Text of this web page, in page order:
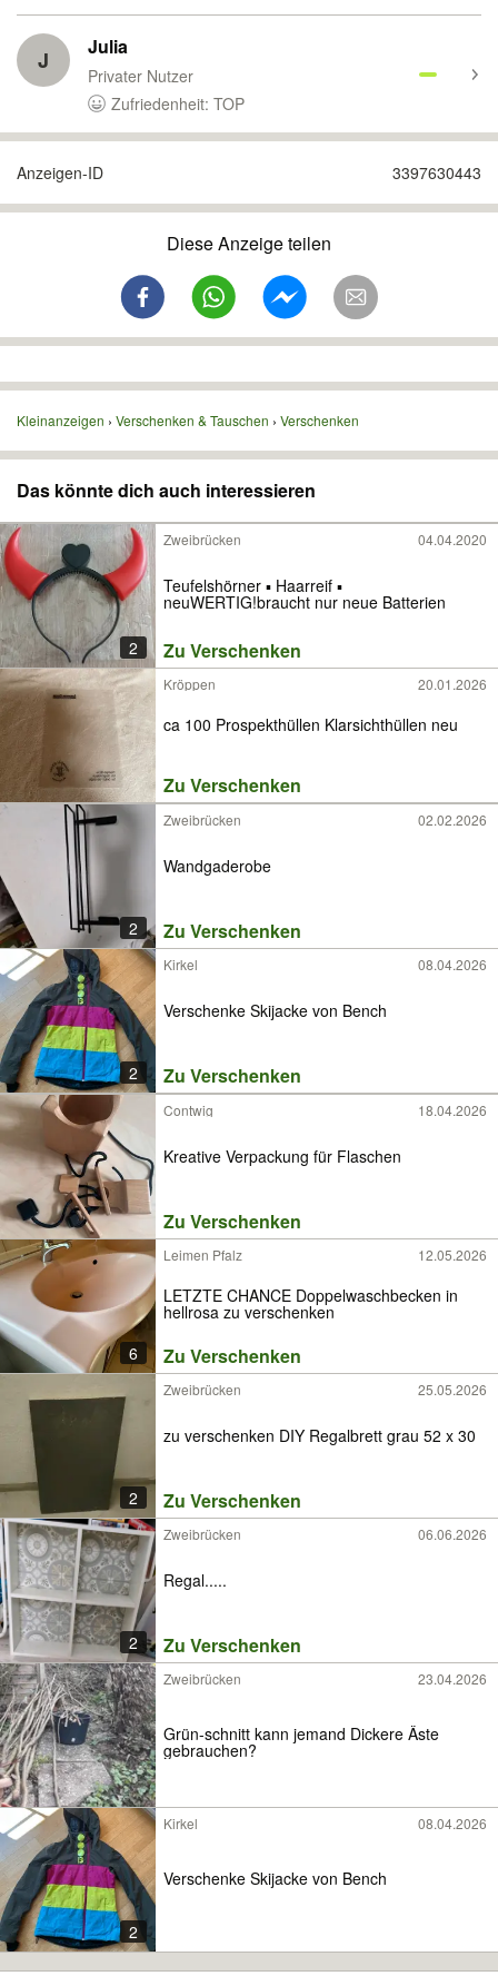
J Julia
Privater Nutzer
Zufriedenheit: TOP
Anzeigen-ID 3397630443
Diese Anzeige teilen
Kleinanzeigen Verschenken & Tauschen Verschenken
Das könnte dich auch interessieren
2
Zweibrücken 04.04.2020
Teufelshörner ▪ Haarreif ▪
neuWERTIG!braucht nur neue Batterien
Zu Verschenken
Kröppen 20.01.2026
ca 100 Prospekthüllen Klarsichthüllen neu
Zu Verschenken
2
Zweibrücken 02.02.2026
Wandgaderobe
Zu Verschenken
2
Kirkel 08.04.2026
Verschenke Skijacke von Bench
Zu Verschenken
Contwig 18.04.2026
Kreative Verpackung für Flaschen
Zu Verschenken
6
Leimen Pfalz 12.05.2026
LETZTE CHANCE Doppelwaschbecken in
hellrosa zu verschenken
Zu Verschenken
2
Zweibrücken 25.05.2026
zu verschenken DIY Regalbrett grau 52 x 30
Zu Verschenken
2
Zweibrücken 06.06.2026
Regal.....
Zu Verschenken
Zweibrücken 23.04.2026
Grün-schnitt kann jemand Dickere Äste
gebrauchen?
2
Kirkel 08.04.2026
Verschenke Skijacke von Bench